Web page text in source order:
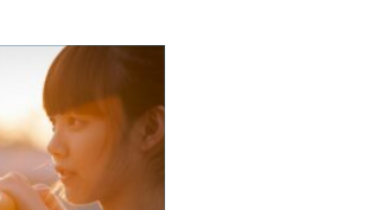
dig? Så er en
rejse det
valg for dig!
land i det
Asien er kendt